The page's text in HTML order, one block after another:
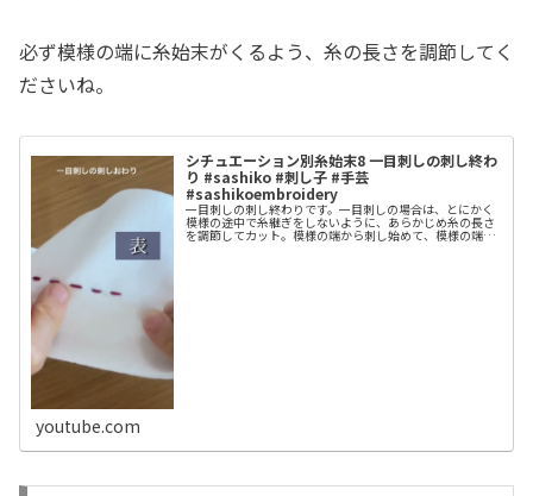
必ず模様の端に糸始末がくるよう、糸の長さを調節してく
ださいね。
シチュエーション別糸始末8 一目刺しの刺し終わ
り #sashiko #刺し子 #手芸
#sashikoembroidery
一目刺しの刺し終わりです。一目刺しの場合は、とにかく
模様の途中で糸継ぎをしないように、あらかじめ糸の長さ
を調節してカット。模様の端から刺し始めて、模様の端で
刺し終わる。そうすると綺麗に糸始末できます。シチュエ
youtube.com